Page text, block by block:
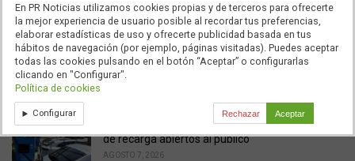
C
a
e
o
r
i
Entradas
Noticias relacionadas
Endesa pone a disposición más de 300 puntos
de recarga abiertos al público
AGOSTO 7, 2026
En PR Noticias utilizamos cookies propias y de terceros para ofrecerte
la mejor experiencia de usuario posible al recordar tus preferencias,
elaborar estadísticas de uso y ofrecerte publicidad basada en tus
hábitos de navegación (por ejemplo, páginas visitadas). Puedes aceptar
todas las cookies pulsando en el botón “Aceptar” o configurarlas
clicando en "Configurar".
Política de cookies
Configurar Rechazar Aceptar